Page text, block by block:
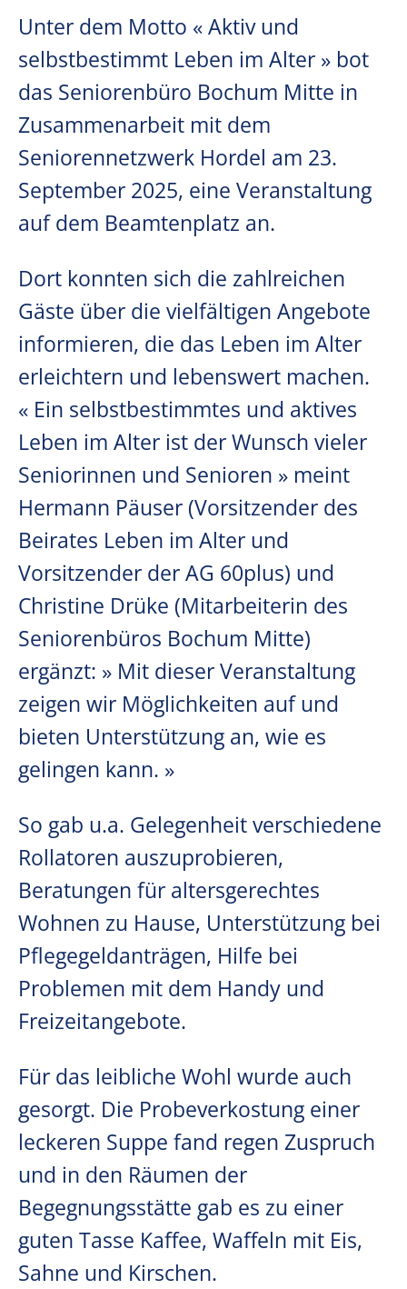
Unter dem Motto « Aktiv und
selbstbestimmt Leben im Alter » bot
das Seniorenbüro Bochum Mitte in
Zusammenarbeit mit dem
Seniorennetzwerk Hordel am 23.
September 2025, eine Veranstaltung
auf dem Beamtenplatz an.
Dort konnten sich die zahlreichen
Gäste über die vielfältigen Angebote
informieren, die das Leben im Alter
erleichtern und lebenswert machen.
« Ein selbstbestimmtes und aktives
Leben im Alter ist der Wunsch vieler
Seniorinnen und Senioren » meint
Hermann Päuser (Vorsitzender des
Beirates Leben im Alter und
Vorsitzender der AG 60plus) und
Christine Drüke (Mitarbeiterin des
Seniorenbüros Bochum Mitte)
ergänzt: » Mit dieser Veranstaltung
zeigen wir Möglichkeiten auf und
bieten Unterstützung an, wie es
gelingen kann. »
So gab u.a. Gelegenheit verschiedene
Rollatoren auszuprobieren,
Beratungen für altersgerechtes
Wohnen zu Hause, Unterstützung bei
Pflegegeldanträgen, Hilfe bei
Problemen mit dem Handy und
Freizeitangebote.
Für das leibliche Wohl wurde auch
gesorgt. Die Probeverkostung einer
leckeren Suppe fand regen Zuspruch
und in den Räumen der
Begegnungsstätte gab es zu einer
guten Tasse Kaffee, Waffeln mit Eis,
Sahne und Kirschen.